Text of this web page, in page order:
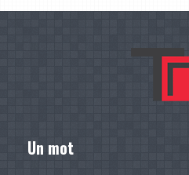
Un mot